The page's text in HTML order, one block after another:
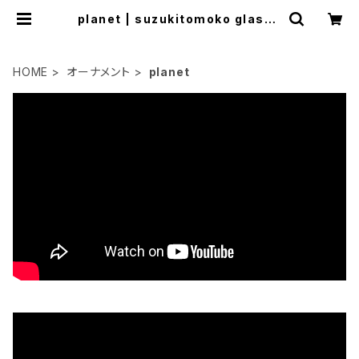
planet | suzukitomoko glasss
HOME オーナメント planet